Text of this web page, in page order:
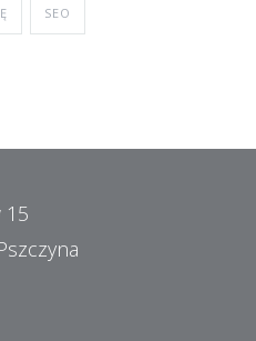
SEO
15